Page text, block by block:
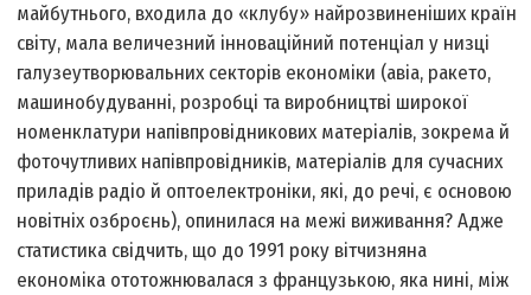
майбутнього, входила до «клубу» найрозвиненіших країн
світу, мала величезний інноваційний потенціал у низці
галузеутворювальних секторів економіки (авіа­, ракето­,
машинобудуванні, розробці та виробництві широкої
номенклатури напівпровідникових матеріалів, зокрема й
фоточутливих напівпровідників, матеріалів для сучасних
приладів радіо­ й оптоелектроніки, які, до речі, є основою
новітніх озброєнь), опинилася на межі виживання? Адже
статистика свідчить, що до 1991 року вітчизняна
економіка ототожнювалася з французькою, яка нині, між